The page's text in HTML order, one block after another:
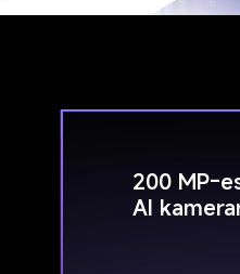
200 MP-
AI